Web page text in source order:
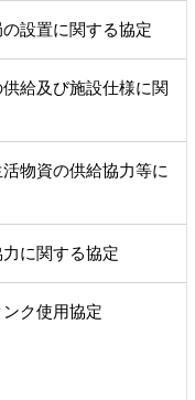
設置に関する協定
給及び施設仕様に関
物資の供給協力等に
に関する協定
ク使用協定